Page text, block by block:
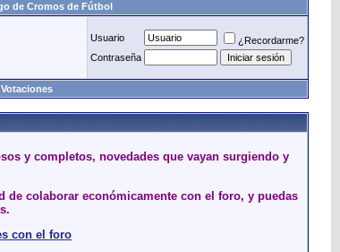
de Cromos de Fútbol
Usuario
¿Recordarme?
Contraseña
Votaciones
y completos, novedades que vayan surgiendo y
de colaborar económicamente con el foro, y puedas
con el foro